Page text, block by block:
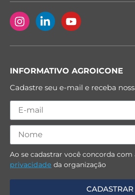
INFORMATIVO AGROICONE
Cadastre seu e-mail e receba
Ao se cadastrar você concorda com
privacidade da organização